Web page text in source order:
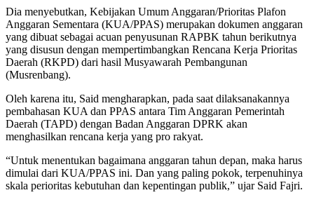
Dia menyebutkan, Kebijakan Umum Anggaran/Prioritas Plafon
Anggaran Sementara (KUA/PPAS) merupakan dokumen anggaran
yang dibuat sebagai acuan penyusunan RAPBK tahun berikutnya
yang disusun dengan mempertimbangkan Rencana Kerja Prioritas
Daerah (RKPD) dari hasil Musyawarah Pembangunan
(Musrenbang).
Oleh karena itu, Said mengharapkan, pada saat dilaksanakannya
pembahasan KUA dan PPAS antara Tim Anggaran Pemerintah
Daerah (TAPD) dengan Badan Anggaran DPRK akan
menghasilkan rencana kerja yang pro rakyat.
“Untuk menentukan bagaimana anggaran tahun depan, maka harus
dimulai dari KUA/PPAS ini. Dan yang paling pokok, terpenuhinya
skala perioritas kebutuhan dan kepentingan publik,” ujar Said Fajri.